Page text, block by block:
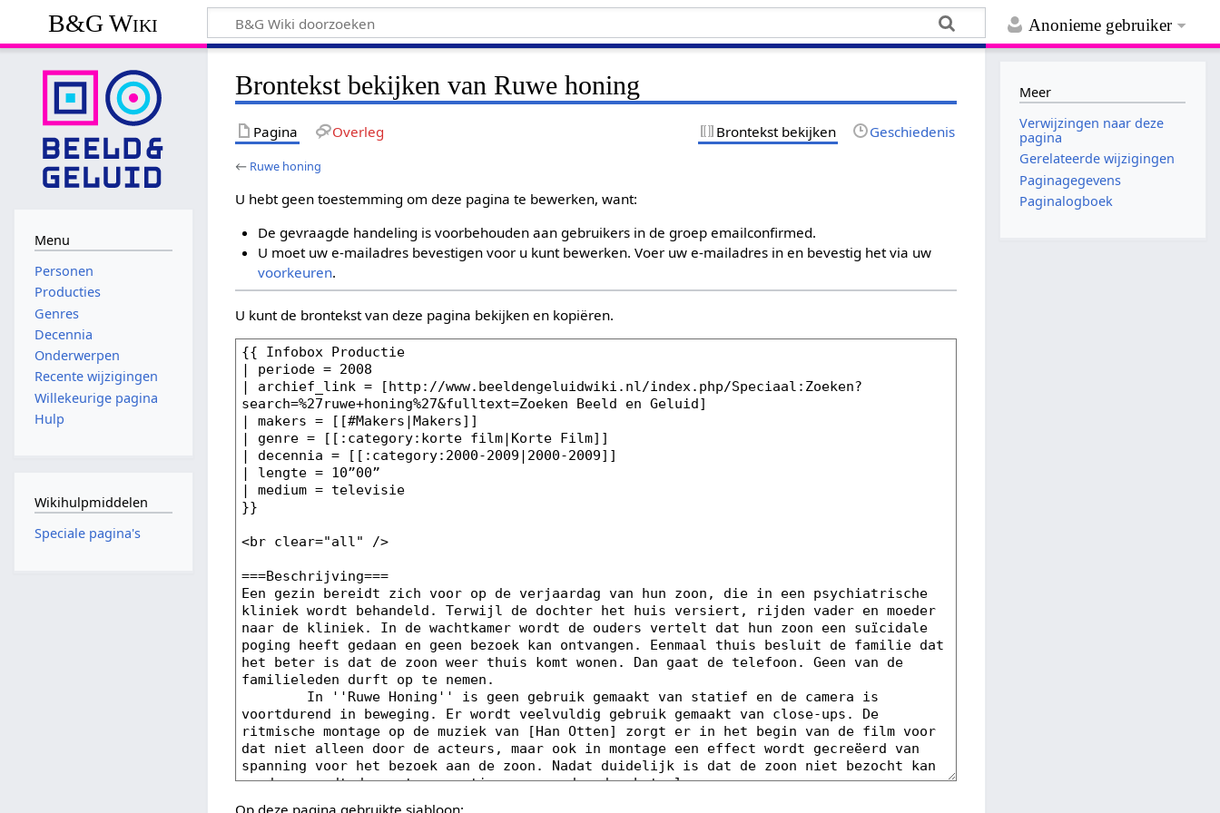
Anonieme gebruiker
B&G Wiki
Brontekst bekijken van Ruwe honing
Pagina Overleg Brontekst bekijken Geschiedenis
← Ruwe honing
U hebt geen toestemming om deze pagina te bewerken, want:
De gevraagde handeling is voorbehouden aan gebruikers in de groep emailconfirmed.
U moet uw e-mailadres bevestigen voor u kunt bewerken. Voer uw e-mailadres in en bevestig het via uw
voorkeuren.
U kunt de brontekst van deze pagina bekijken en kopiëren.
Op deze pagina gebruikte sjabloon:
Menu
Personen
Producties
Genres
Decennia
Onderwerpen
Recente wijzigingen
Willekeurige pagina
Hulp
Wikihulpmiddelen
Speciale pagina's
Meer
Verwijzingen naar deze
pagina
Gerelateerde wijzigingen
Paginagegevens
Paginalogboek